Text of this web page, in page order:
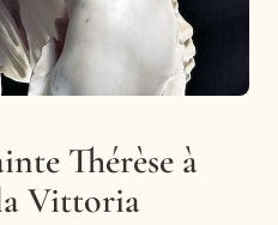
Thérèse à
Vittoria